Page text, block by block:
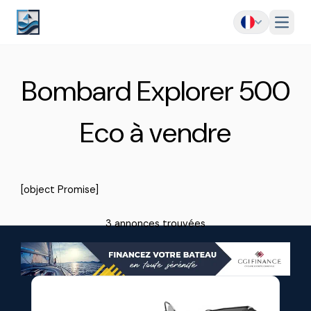
Menu
Bombard Explorer 500
Eco à vendre
[object Promise]
3 annonces trouvées